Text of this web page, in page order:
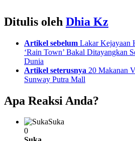
Ditulis oleh Dhia Kz
Artikel sebelum Lakar Kejayaan
‘Rain Town’ Bakal Ditayangkan
Dunia
Artikel seterusnya 20 Makanan
Sunway Putra Mall
Apa Reaksi Anda?
Suka
0